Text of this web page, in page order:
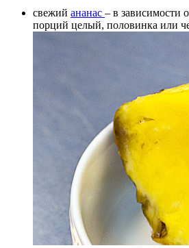
свежий ананас – в зависимости
порций целый, половинка или